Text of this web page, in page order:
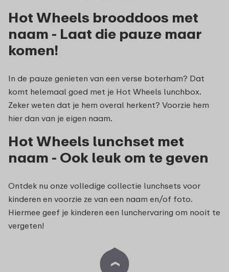
Hot Wheels brooddoos met
naam - Laat die pauze maar
komen!
In de pauze genieten van een verse boterham? Dat
komt helemaal goed met je Hot Wheels lunchbox.
Zeker weten dat je hem overal herkent? Voorzie hem
hier dan van je eigen naam.
Hot Wheels lunchset met
naam - Ook leuk om te geven
Ontdek nu onze volledige collectie lunchsets voor
kinderen en voorzie ze van een naam en/of foto.
Hiermee geef je kinderen een lunchervaring om nooit te
vergeten!